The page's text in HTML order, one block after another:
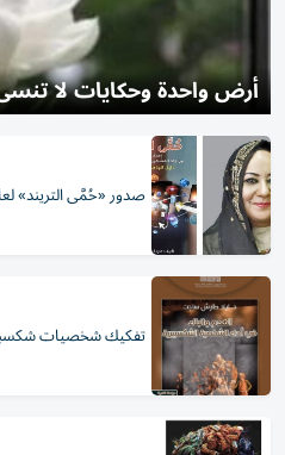
أرض واحدة وحكايات لا
صدور «حُمَّى التريند»
تفكيك شخصيات